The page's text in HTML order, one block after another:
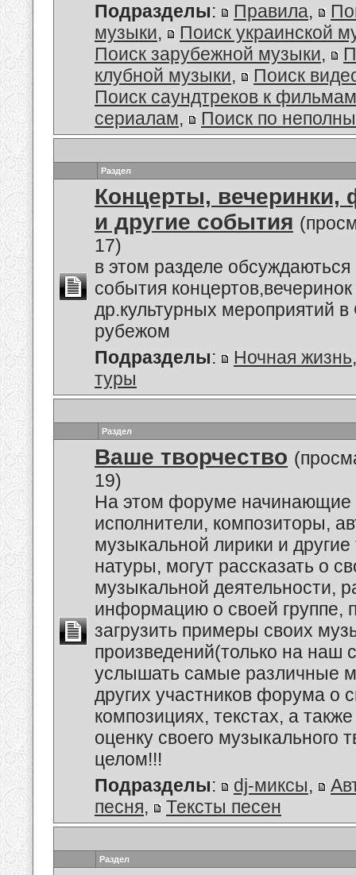
Подразделы: Правила,
музыки,
Поиск украинской
Поиск зарубежной музыки,
клубной музыки,
Поиск
Поиск саундтреков к
сериалам, Поиск по
Раздел
Концерты, вечеринки,
и другие события
17)
в этом разделе
события
др.культурных мероприятий
рубежом
Подразделы: Ночная жизнь
туры
Раздел
Ваше творчество
19)
На этом форуме начинающие
исполнители, композиторы,
музыкальной лирики и другие
натуры, могут рассказать о
музыкальной деятельности,
информацию о своей группе,
загрузить примеры своих
произведений(только на наш
услышать самые различные
других участников форума о
композициях, текстах, а
оценку своего музыкального
целом!!!
Подразделы: dj-миксы,
песня, Тексты песен
Раздел